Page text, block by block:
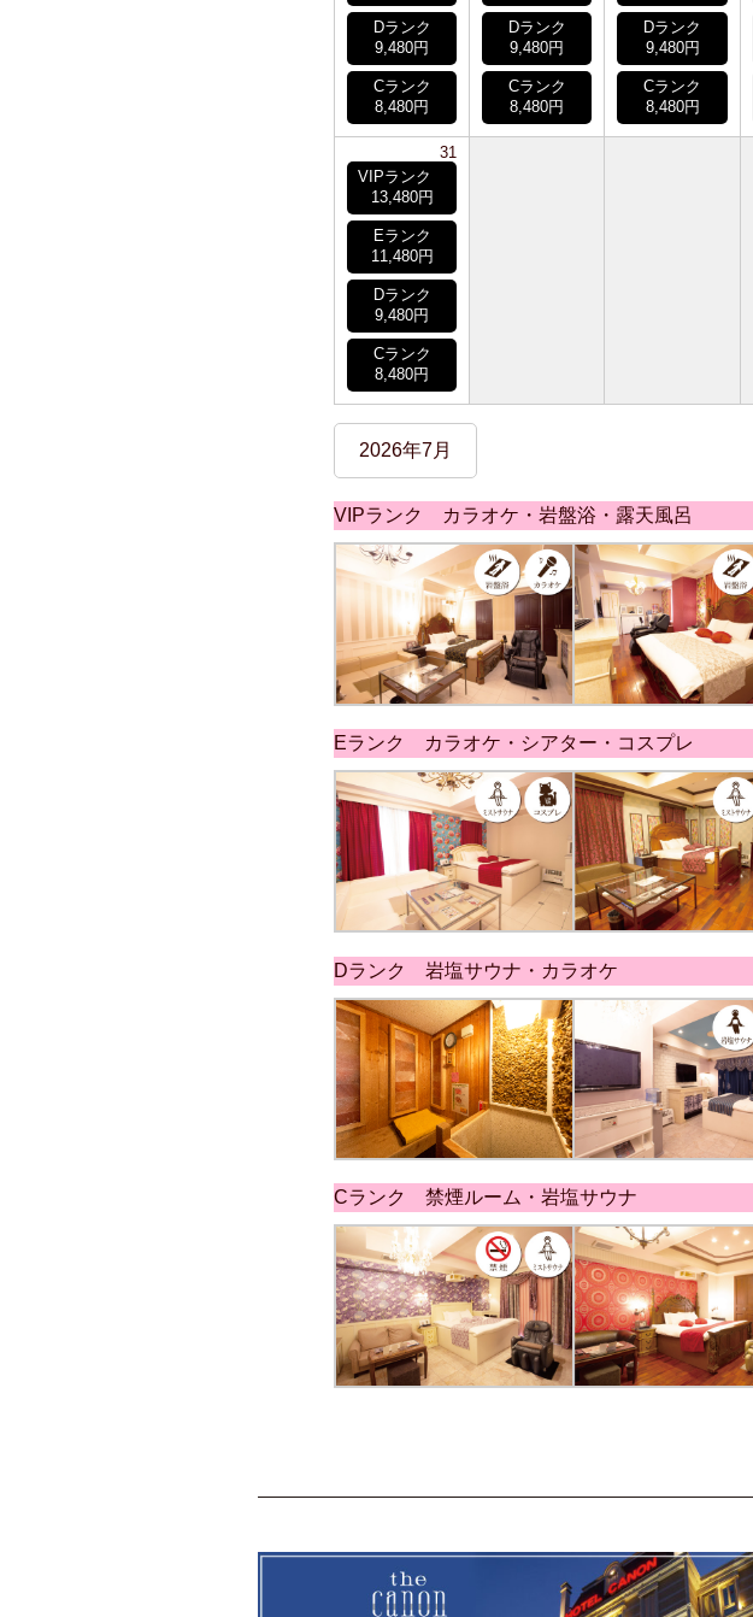
Dランク
9,480円
Cランク
8,480円
Dランク
9,480円
Cランク
8,480円
Dランク
9,480円
Cランク
8,480円
31
VIPランク
13,480円
Eランク
11,480円
Dランク
9,480円
Cランク
8,480円
2026年7月
VIPランク カラオケ・岩盤浴・露天風呂
Eランク カラオケ・シアター・コスプレ
Dランク 岩塩サウナ・カラオケ
Cランク 禁煙ルーム・岩塩サウナ